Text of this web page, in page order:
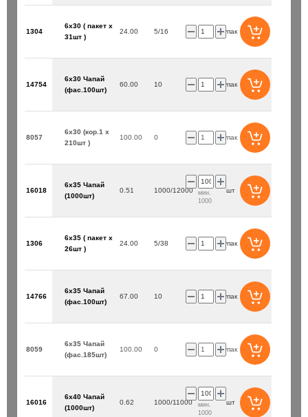
1304
6х30 ( пакет х
31шт )
24.00 5/16 упак
14754
6х30 Чапай
(фас.100шт)
60.00 10 упак
8057
6х30 (кор.1 х
210шт )
100.00 0 упак
16018
6х35 Чапай
(1000шт)
0.51 1000/12000
мин.
1000
шт
1306
6х35 ( пакет х
26шт )
24.00 5/38 упак
14766
6х35 Чапай
(фас.100шт)
67.00 10 упак
8059
6х35 Чапай
(фас.185шт)
100.00 0 упак
16016
6х40 Чапай
(1000шт)
0.62 1000/11000
мин.
1000
шт